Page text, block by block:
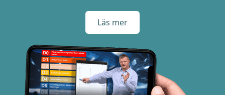
Läs mer